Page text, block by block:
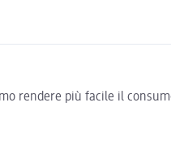
rendere più facile il